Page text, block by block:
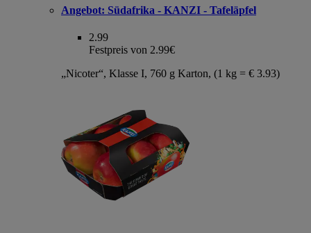
Angebot: Südafrika - KANZI - Tafeläpfel
2.99
Festpreis von 2.99€
„Nicoter“, Klasse I, 760 g Karton, (1 kg = € 3.93)